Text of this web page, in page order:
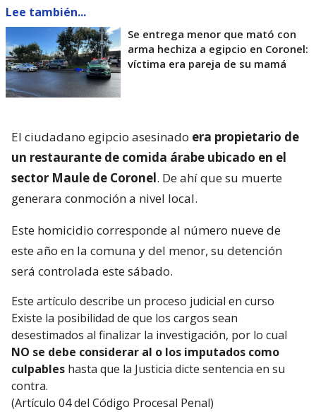
Lee también...
Se entrega menor que mató con
arma hechiza a egipcio en Coronel:
víctima era pareja de su mamá
El ciudadano egipcio asesinado era propietario de
un restaurante de comida árabe ubicado en el
sector Maule de Coronel. De ahí que su muerte
generara conmoción a nivel local.
Este homicidio corresponde al número nueve de
este año en la comuna y del menor, su detención
será controlada este sábado.
Este artículo describe un proceso judicial en curso
Existe la posibilidad de que los cargos sean
desestimados al finalizar la investigación, por lo cual
NO se debe considerar al o los imputados como
culpables hasta que la Justicia dicte sentencia en su
contra.
(Artículo 04 del Código Procesal Penal)